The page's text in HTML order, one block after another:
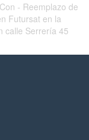
- Reemplazo de
Futursat en la
calle Serrería 45